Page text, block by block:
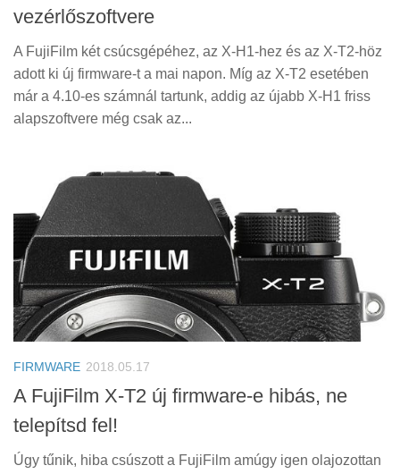
vezérlőszoftvere
A FujiFilm két csúcsgépéhez, az X-H1-hez és az X-T2-höz
adott ki új firmware-t a mai napon. Míg az X-T2 esetében
már a 4.10-es számnál tartunk, addig az újabb X-H1 friss
alapszoftvere még csak az...
FIRMWARE 2018.05.17
A FujiFilm X-T2 új firmware-e hibás, ne
telepítsd fel!
Úgy tűnik, hiba csúszott a FujiFilm amúgy igen olajozottan